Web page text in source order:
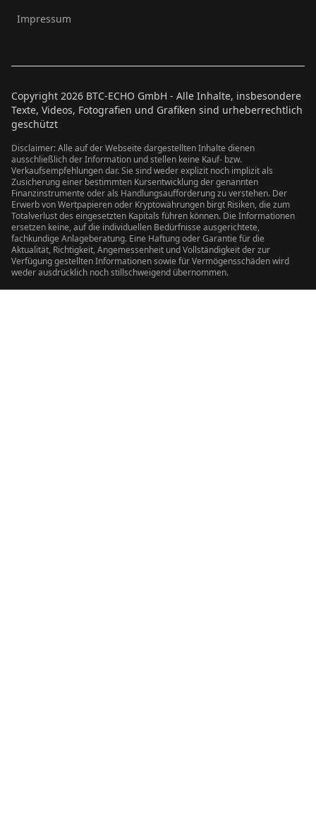
Impressum
Copyright 2026 BTC-ECHO GmbH - Alle Inhalte, insbesondere
Texte, Videos, Fotografien und Grafiken sind urheberrechtlich
geschützt
Disclaimer: Alle auf der Webseite dargestellten Inhalte dienen
ausschließlich der Information und stellen keine Kauf- bzw.
Verkaufsempfehlungen dar. Sie sind weder explizit noch implizit als
Zusicherung einer bestimmten Kursentwicklung der genannten
Finanzinstrumente oder als Handlungsaufforderung zu verstehen. Der
Erwerb von Wertpapieren oder Kryptowährungen birgt Risiken, die zum
Totalverlust des eingesetzten Kapitals führen können. Die Informationen
ersetzen keine, auf die individuellen Bedürfnisse ausgerichtete,
fachkundige Anlageberatung. Eine Haftung oder Garantie für die
Aktualität, Richtigkeit, Angemessenheit und Vollständigkeit der zur
Verfügung gestellten Informationen sowie für Vermögensschäden wird
weder ausdrücklich noch stillschweigend übernommen.